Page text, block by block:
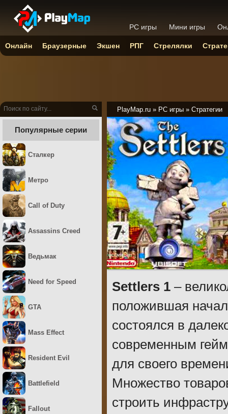
PlayMap.ru » PC игры » Стратегии
Settlers 1 –
положившая
состоялся в
современным
для своего
Множество
строить
Популярные серии
Сталкер
Метро
Call of Duty
Assassins Creed
Ведьмак
Need for Speed
GTA
Mass Effect
Resident Evil
Battlefield
Fallout
PC игры Мини игры
Онлайн Браузерные Экшен РПГ Стрелялки